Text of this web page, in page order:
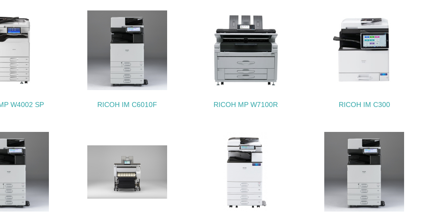
<L1> 「生物多様性保全」に関する取り組み（例：森林保全活動＜植林、天然林保護、間伐＞、認証品の
購入、原材料のトレーサビリティの確認等）を行っている
<L1> 周辺地域の環境保全活動を行い、自治体や地域団体の活動に積極的に参加している
面の取り組み
<L1> 「人権・労働等」に関する方針、規定等を持っている
<L1> 「公正・適正な取引」に関する方針、規定等を持っている
<L1> 「情報セキュリティ」に関する方針、規定等を持っている
W4002 SP RICOH IM C6010F RICOH MP W7100R RICOH IM C300